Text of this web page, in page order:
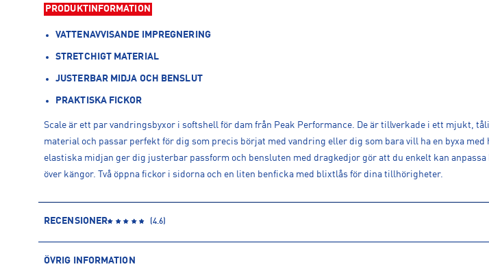
PRODUKTINFORMATION
VATTENAVVISANDE IMPREGNERING
STRETCHIGT MATERIAL
JUSTERBAR MIDJA OCH BENSLUT
PRAKTISKA FICKOR
Scale är ett par vandringsbyxor i softshell för dam från Peak Performance. De är tillverkade i ett mjukt,
material och passar perfekt för dig som precis börjat med vandring eller dig som bara vill ha en byxa med
elastiska midjan ger dig justerbar passform och bensluten med dragkedjor gör att du enkelt kan anpassa
över kängor. Två öppna fickor i sidorna och en liten benficka med blixtlås för dina tillhörigheter.
RECENSIONER (4.6)
ÖVRIG INFORMATION